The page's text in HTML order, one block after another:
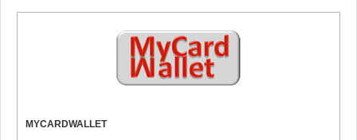
MYCARDWALLET